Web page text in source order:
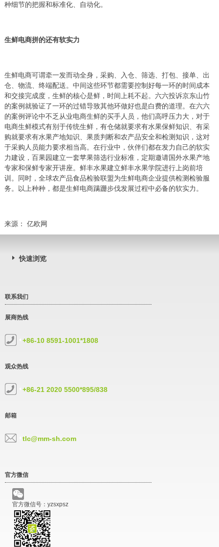
种细节的把握和标准化、自动化。
生鲜电商拼的还有软实力
生鲜电商可谓牵一发而动全身，采购、入仓、筛选、打包、接单、出
仓、物流、终端配送。中间这些环节都需要控制好每一环的时间成本
和交接完成度，生鲜的核心是鲜，时间上耗不起。六六投诉京东山竹
的案例就验证了一环的过错导致其他环做好也是白费的道理。在六六
的案例评论中不乏从业电商生鲜的买手人员，他们高呼压力大，对于
电商生鲜模式有别于传统生鲜，有仓储就要求有水果保鲜知识、有采
购就要求有水果产地知识、果质判断和农产品安全和检测知识，这对
于采购人员能力要求相当高。在行业中，伙伴们都在发力自己的软实
力建设，百果园建立一套苹果筛选行业标准，定期邀请国外水果产地
专家和保鲜专家开讲座。鲜丰水果建立鲜丰水果学院进行上岗前培
训。同时，全球农产品食品检验联盟为生鲜电商企业提供检测检验服
务。以上种种，都是生鲜电商蹒跚步伐发展过程中必备的软实力。
来源： 亿欧网
快速浏览
联系我们
展商热线
+86-10 8591-1001*1808
观众热线
+86-21 2020 5500*895/838
邮箱
tlc@mm-sh.com
官方微信
官方微信号：yzsxpsz